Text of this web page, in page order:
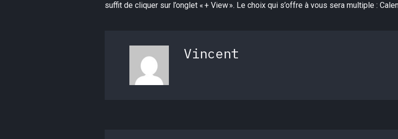
suffit de cliquer sur l’onglet « + View ». Le choix qui s’offre à vous sera multiple :
Vincent